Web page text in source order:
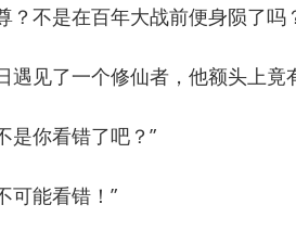
不是在百年大战前便身陨了吗
见了一个修仙者，他额头上竟
你看错了吧？”
能看错！”